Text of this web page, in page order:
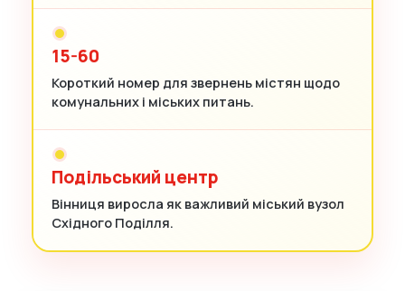
15-60
Короткий номер для звернень містян щодо
комунальних і міських питань.
Подільський центр
Вінниця виросла як важливий міський вузол
Східного Поділля.